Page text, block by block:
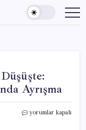
Ayrışma
Gümüş
yorumlar kapalı